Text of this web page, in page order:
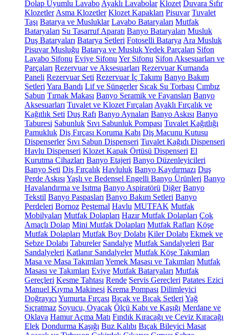
Dolap Uyumlu Lavabo Ayaklı Lavabolar Klozet Duvara Sıfır
Klozetler Asma Klozetler Klozet Kapakları Pisuvar Tuvalet
Taşı Batarya ve Musluklar Lavabo Bataryaları Mutfak
Bataryaları Su Tasarruf Aparatı Banyo Bataryaları Musluk
Duş Bataryaları Batarya Setleri Fotoselli Batarya Ara Musluk
Pisuvar Musluğu Batarya ve Musluk Yedek Parçaları Sifon
Lavabo Sifonu Eviye Sifonu Yer Sifonu Sifon Aksesuarları ve
Parçaları Rezervuar ve Aksesuarları Rezervuar Kumanda
Paneli Rezervuar Seti Rezervuar İç Takımı Banyo Bakım
Setleri Yara Bandı Lif ve Süngerler Sıcak Su Torbası Cımbız
Sabun Tırnak Makası Banyo Seramik ve Fayansları Banyo
Aksesuarları Tuvalet ve Klozet Fırçaları Ayaklı Fırçalık ve
Kağıtlık Seti Duş Rafı Banyo Aynaları Banyo Askısı Banyo
Taburesi Sabunluk Sıvı Sabunluk Pompası Tuvalet Kağıtlığı
Pamukluk Diş Fırçası Koruma Kabı Diş Macunu Kutusu
Dispenserler Sıvı Sabun Dispenseri Tuvalet Kağıdı Dispenseri
Havlu Dispenseri Klozet Kapak Örtüsü Dispenseri El
Kurutma Cihazları Banyo Etajeri Banyo Düzenleyicileri
Banyo Seti Diş Fırçalık Havluluk Banyo Kaydırmazı Duş
Perde Askısı Yaşlı ve Bedensel Engelli Banyo Ürünleri Banyo
Havalandırma ve Isıtma Banyo Aspiratörü Diğer Banyo
Tekstil Banyo Paspasları Banyo Bakım Setleri Banyo
Perdeleri Bornoz Peştemal Havlu MUTFAK Mutfak
Mobilyaları Mutfak Dolapları Hazır Mutfak Dolapları Çok
Amaçlı Dolap Mini Mutfak Dolapları Mutfak Rafları Köşe
Mutfak Dolapları Mutfak Boy Dolabı Kiler Dolabı Ekmek ve
Sebze Dolabı Tabureler Sandalye Mutfak Sandalyeleri Bar
Sandalyeleri Katlanır Sandalyeler Mutfak Köşe Takımları
Masa ve Masa Takımları Yemek Masası ve Takımları Mutfak
Masası ve Takımları Eviye Mutfak Bataryaları Mutfak
Gereçleri Kesme Tahtası Rende Servis Gereçleri Patates Ezici
Manuel Kıyma Makinesi Krema Pompası Dilimleyici
Doğrayıcı Yumurta Fırçası Bıçak ve Bıçak Setleri Yağ
Sıçratmaz Soyucu, Oyacak Ölçü Kabı ve Kaşığı Merdane ve
Oklava Hamur Açma Matı Fındık Kıracağı ve Ceviz Kıracağı
Elek Dondurma Kaşığı Buz Kalıbı Bıçak Bileyici Masat